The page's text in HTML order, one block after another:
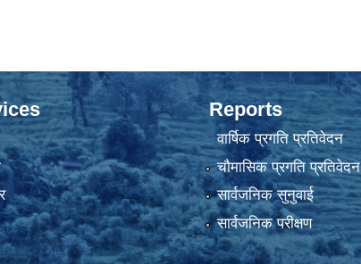
Reports
वार्षिक प्रगति प्रतिवेदन
चौमासिक प्रगति प्रतिवेदन
सार्वजनिक सुनुवाई
सार्वजनिक परीक्षण